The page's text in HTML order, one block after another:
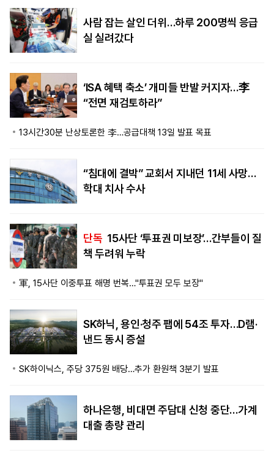
사람 잡는 살인 더위…하루 200명씩 응급
실 실려갔다
‘ISA 혜택 축소’ 개미들 반발 커지자…李
“전면 재검토하라”
13시간30분 난상토론한 李…공급대책 13일 발표 목표
“침대에 결박” 교회서 지내던 11세 사망…
학대 치사 수사
단독 15사단 ‘투표권 미보장’…간부들이 질
책 두려워 누락
軍, 15사단 이중투표 해명 번복…"투표권 모두 보장"
SK하닉, 용인·청주 팹에 54조 투자…D램·
낸드 동시 증설
SK하이닉스, 주당 375원 배당…추가 환원책 3분기 발표
하나은행, 비대면 주담대 신청 중단…가계
대출 총량 관리